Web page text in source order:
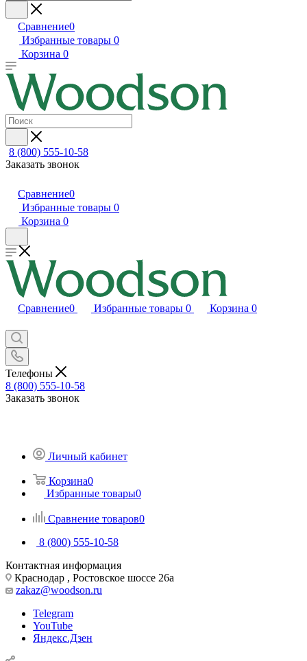
Сравнение0
Избранные товары 0
Корзина 0
8 (800) 555-10-58
Заказать звонок
Сравнение0
Избранные товары 0
Корзина 0
Сравнение0 Избранные товары 0 Корзина 0
Телефоны
8 (800) 555-10-58
Заказать звонок
Личный кабинет
Корзина0
Избранные товары0
Сравнение товаров0
8 (800) 555-10-58
Контактная информация
Краснодар , Ростовское шоссе 26а
zakaz@woodson.ru
Telegram
YouTube
Яндекс.Дзен